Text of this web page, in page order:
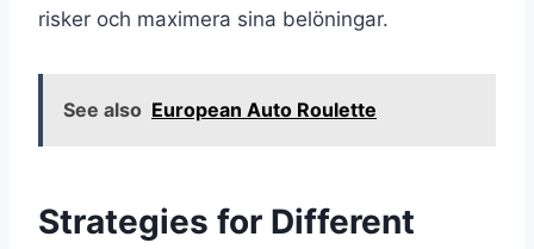
risker och maximera sina belöningar.
See also European Auto Roulette
Strategies for Different